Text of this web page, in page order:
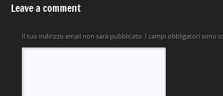
Leave a comment
Il tuo indirizzo email non sarà pubblicato. I campi obbligatori sono